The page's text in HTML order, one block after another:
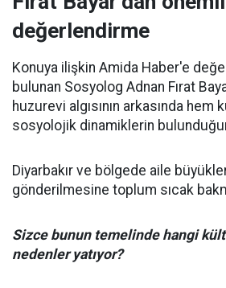
değerlendirme
Konuya ilişkin Amida Haber'e
bulunan Sosyolog Adnan Fırat
huzurevi algısının arkasında hem
sosyolojik dinamiklerin
Diyarbakır ve bölgede aile
gönderilmesine toplum sıcak
Sizce bunun temelinde hangi
nedenler yatıyor?